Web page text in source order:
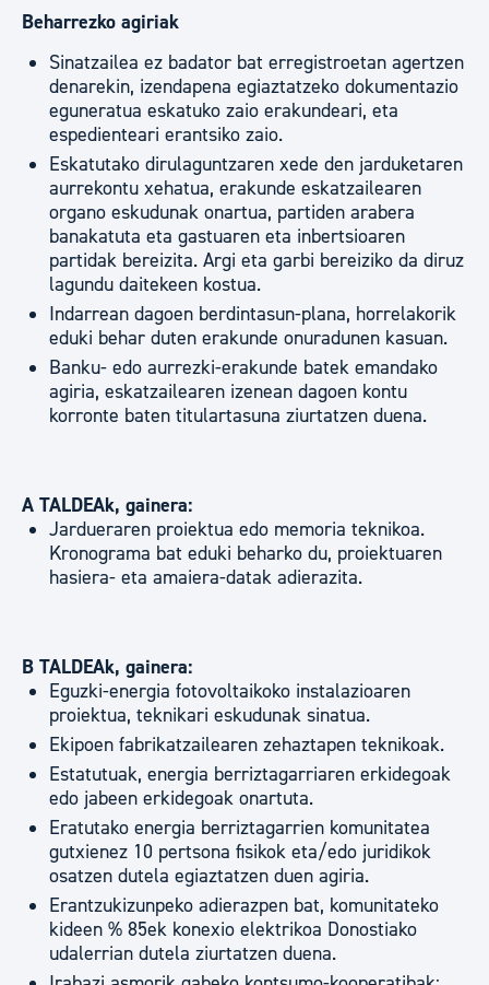
Beharrezko agiriak
Sinatzailea ez badator bat erregistroetan agertzen
denarekin, izendapena egiaztatzeko dokumentazio
eguneratua eskatuko zaio erakundeari, eta
espedienteari erantsiko zaio.
Eskatutako dirulaguntzaren xede den jarduketaren
aurrekontu xehatua, erakunde eskatzailearen
organo eskudunak onartua, partiden arabera
banakatuta eta gastuaren eta inbertsioaren
partidak bereizita. Argi eta garbi bereiziko da diruz
lagundu daitekeen kostua.
Indarrean dagoen berdintasun-plana, horrelakorik
eduki behar duten erakunde onuradunen kasuan.
Banku- edo aurrezki-erakunde batek emandako
agiria, eskatzailearen izenean dagoen kontu
korronte baten titulartasuna ziurtatzen duena.
A TALDEAk, gainera:
Jardueraren proiektua edo memoria teknikoa.
Kronograma bat eduki beharko du, proiektuaren
hasiera- eta amaiera-datak adierazita.
B TALDEAk, gainera:
Eguzki-energia fotovoltaikoko instalazioaren
proiektua, teknikari eskudunak sinatua.
Ekipoen fabrikatzailearen zehaztapen teknikoak.
Estatutuak, energia berriztagarriaren erkidegoak
edo jabeen erkidegoak onartuta.
Eratutako energia berriztagarrien komunitatea
gutxienez 10 pertsona fisikok eta/edo juridikok
osatzen dutela egiaztatzen duen agiria.
Erantzukizunpeko adierazpen bat, komunitateko
kideen % 85ek konexio elektrikoa Donostiako
udalerrian dutela ziurtatzen duena.